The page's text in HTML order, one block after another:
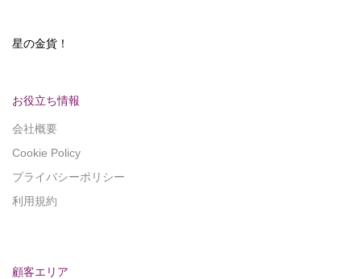
星の金貨！
お役立ち情報
会社概要
Cookie Policy
プライバシーポリシー
利用規約
顧客エリア